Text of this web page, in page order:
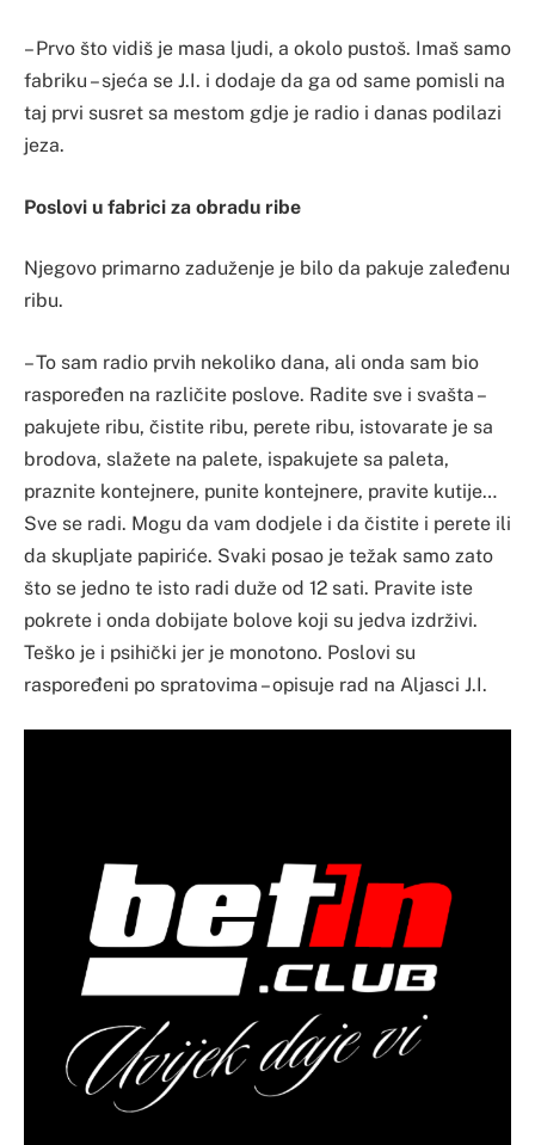
– Prvo što vidiš je masa ljudi, a okolo pustoš. Imaš samo
fabriku – sjeća se J.I. i dodaje da ga od same pomisli na
taj prvi susret sa mestom gdje je radio i danas podilazi
jeza.
Poslovi u fabrici za obradu ribe
Njegovo primarno zaduženje je bilo da pakuje zaleđenu
ribu.
– To sam radio prvih nekoliko dana, ali onda sam bio
raspoređen na različite poslove. Radite sve i svašta –
pakujete ribu, čistite ribu, perete ribu, istovarate je sa
brodova, slažete na palete, ispakujete sa paleta,
praznite kontejnere, punite kontejnere, pravite kutije…
Sve se radi. Mogu da vam dodjele i da čistite i perete ili
da skupljate papiriće. Svaki posao je težak samo zato
što se jedno te isto radi duže od 12 sati. Pravite iste
pokrete i onda dobijate bolove koji su jedva izdrživi.
Teško je i psihički jer je monotono. Poslovi su
raspoređeni po spratovima – opisuje rad na Aljasci J.I.